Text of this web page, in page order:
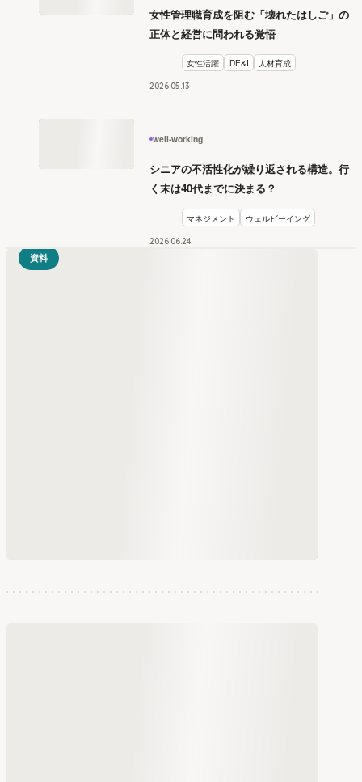
女性管理職育成を阻む「壊れたはしご」の
正体と経営に問われる覚悟
女性活躍 DE&I 人材育成
2026.05 13
well-working
シニアの不活性化が繰り返される構造。行
く末は40代までに決まる？
マネジメント ウェルビーイング
2026.0624
資料